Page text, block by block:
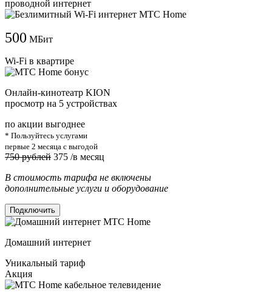
проводной интернет
500 МБит
Wi-Fi в квартире
Онлайн-кинотеатр KION
просмотр на 5 устройствах
по акции выгоднее
* Пользуйтесь услугами
первые 2 месяца с выгодой
750 рублей 375 /в месяц
В стоимость тарифа не включены
дополнительные услуги и оборудование
Подключить
Домашний интернет
Уникальный тариф
Акция